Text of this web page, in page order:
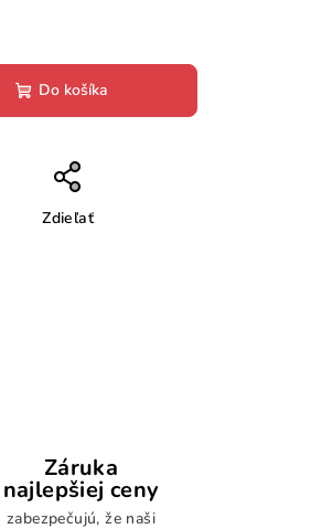
Do košíka
Zdieľať
Záruka
najlepšiej ceny
zabezpečujú, že naši